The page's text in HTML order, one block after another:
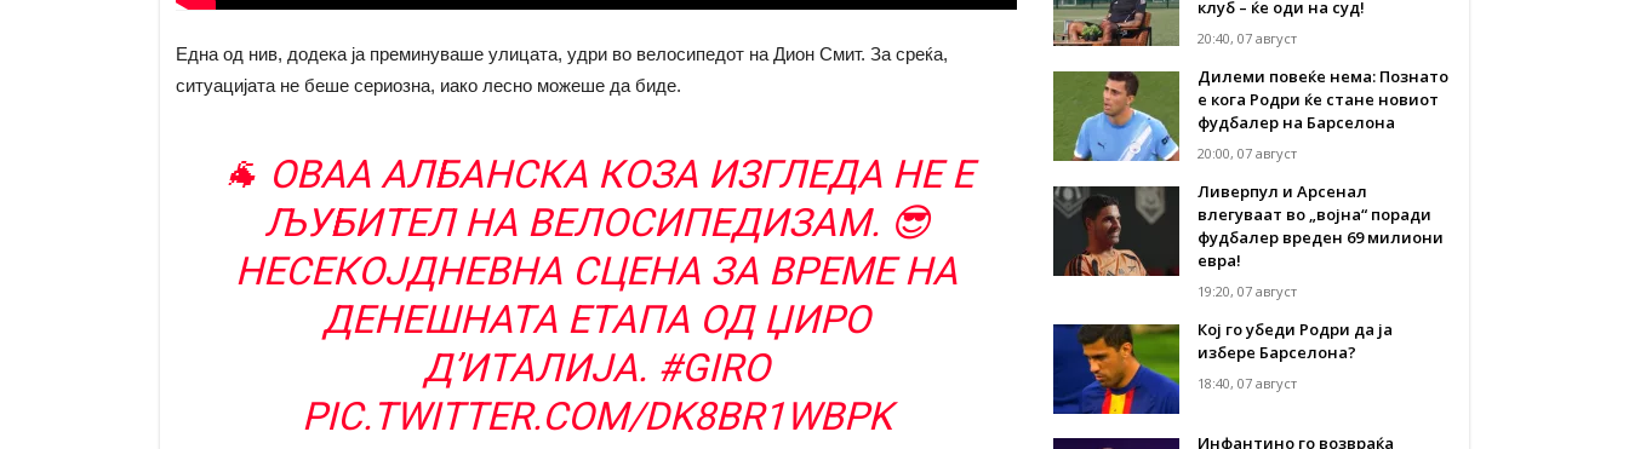
Една од нив, додека ја преминуваше улицата, удри во велосипедот на Дион Смит. За среќа,
ситуацијата не беше сериозна, иако лесно можеше да биде.
🐐 ОВАА АЛБАНСКА КОЗА ИЗГЛЕДА НЕ Е
ЉУБИТЕЛ НА ВЕЛОСИПЕДИЗАМ. 😎
НЕСЕКОЈДНЕВНА СЦЕНА ЗА ВРЕМЕ НА
ДЕНЕШНАТА ЕТАПА ОД ЏИРО
Д’ИТАЛИЈА. #GIRO
PIC.TWITTER.COM/DK8BR1WBPK
клуб – ќе оди на суд!
20:40, 07 август
Дилеми повеќе нема: Познато
е кога Родри ќе стане новиот
фудбалер на Барселона
20:00, 07 август
Ливерпул и Арсенал
влегуваат во „војна“ поради
фудбалер вреден 69 милиони
евра!
19:20, 07 август
Кој го убеди Родри да ја
избере Барселона?
18:40, 07 август
Инфантино го возвраќа